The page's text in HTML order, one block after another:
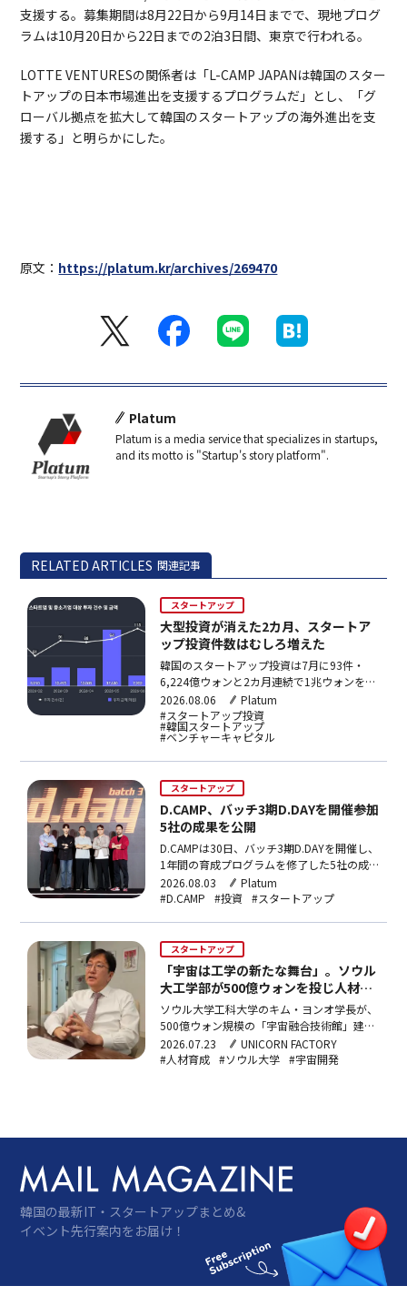
支援する。募集期間は8月22日から9月14日までで、現地プログ
ラムは10月20日から22日までの2泊3日間、東京で行われる。
LOTTE VENTURESの関係者は「L-CAMP JAPANは韓国のスター
トアップの日本市場進出を支援するプログラムだ」とし、「グ
ローバル拠点を拡大して韓国のスタートアップの海外進出を支
援する」と明らかにした。
原文： https://platum.kr/archives/269470
Platum
Platum is a media service that specializes in startups,
and its motto is "Startup's story platform".
RELATED ARTICLES 関連記事
スタートアップ
大型投資が消えた2カ月、スタートア
ップ投資件数はむしろ増えた
韓国のスタートアップ投資は7月に93件・
6,224億ウォンと2カ月連続で1兆ウォンを下
回った。件数は堅調だが超大型投資が消え、
AI・ロボット分野や核融合、宇宙航空への投
資が目立つ。
2026.08.06
Platum
#スタートアップ投資
#韓国スタートアップ
#ベンチャーキャピタル
スタートアップ
D.CAMP、バッチ3期D.DAYを開催――参加
5社の成果を公開
D.CAMPは30日、バッチ3期D.DAYを開催し、
1年間の育成プログラムを修了した5社の成
果を公開した。5社の平均売り上げは3倍
増、累積投資誘致額は220億ウォンにのぼ
2026.08.03
Platum
#D.CAMP
#投資 #スタートアップ
スタートアップ
「宇宙は工学の新たな舞台」。ソウル
大工学部が500億ウォンを投じ人材育
成へ
ソウル大学工科大学のキム・ヨンオ学長が、
500億ウォン規模の「宇宙融合技術館」建設
や防衛産業との連携、DeepSeekの台頭を機
に始めた「世界を変える革新人材」プロジェ
も出始めている。
2026.07.23
UNICORN FACTORY
#人材育成 #ソウル大学 #宇宙開発
韓国の最新IT・スタートアップまとめ&
イベント先行案内をお届け！